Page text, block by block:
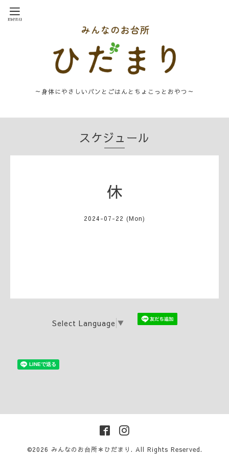
～身体にやさしいパンとごはんとちょこっとおやつ～
スケジュール
休
2024-07-22 (Mon)
Select Language ▼
©2026 みんなのお台所＊ひだまり . All Rights Reserved.